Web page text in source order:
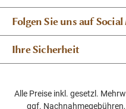
Folgen Sie uns auf
Ihre Sicherheit
Alle Preise inkl. gesetzl.
ggf.